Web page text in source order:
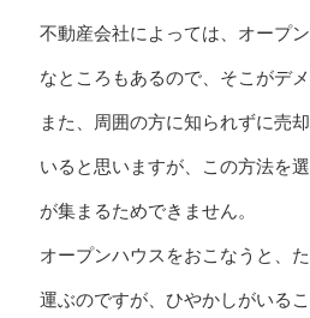
不動産会社によっては、オープ
なところもあるので、そこがデ
また、周囲の方に知られずに売
いると思いますが、この方法を
が集まるためできません。
オープンハウスをおこなうと、
運ぶのですが、ひやかしがいる